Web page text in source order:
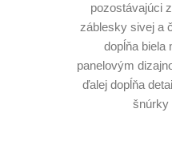
pozostávajúci
záblesky sivej a
dopĺňa biela
panelovým
ďalej dopĺňa
šnúrky